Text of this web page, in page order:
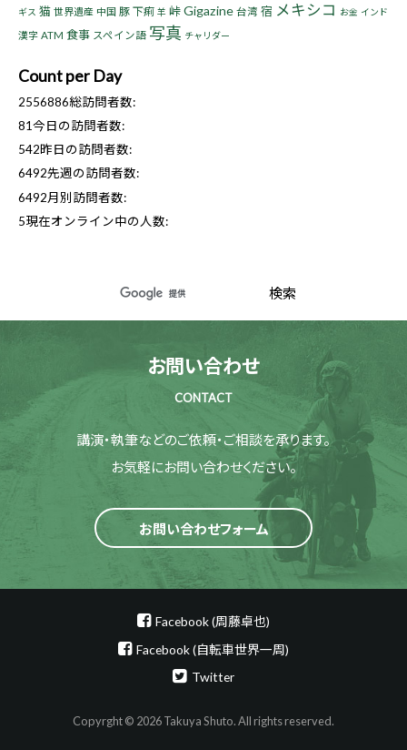
ギス 猫 世界遺産 中国 豚 下痢 羊 峠Gigazine 台湾 宿 メキシコ お金 インド
漢字 ATM 食事 スペイン語 写真 チャリダー
Count per Day
2556886総訪問者数:
81今日の訪問者数:
542昨日の訪問者数:
6492先週の訪問者数:
6492月別訪問者数:
5現在オンライン中の人数:
お問い合わせ
CONTACT
講演・執筆などのご依頼・ご相談を承ります。
お気軽にお問い合わせください。
お問い合わせフォーム
Facebook (周藤卓也)
Facebook (自転車世界一周)
Twitter
Copyrght © 2026 Takuya Shuto. All rights reserved.